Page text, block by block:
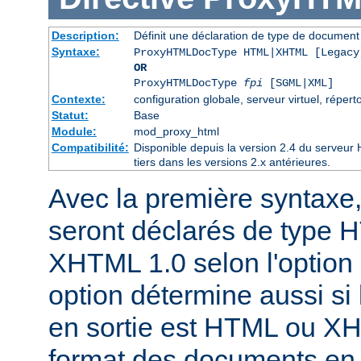
Description:
Définit une déclaration de type de
Syntaxe:
ProxyHTMLDocType HTML|XHTML
OR
ProxyHTMLDocType fpi [SGML|XML]
Contexte:
configuration globale, serveur virtuel,
Statut:
Base
Module:
mod_proxy_html
Compatibilité: Disponible depuis la version 2.4 du serveur
tiers dans les versions 2.x antérieures.
Avec la première
seront déclarés de type
XHTML 1.0 selon
option détermine aussi
en sortie est HTML ou